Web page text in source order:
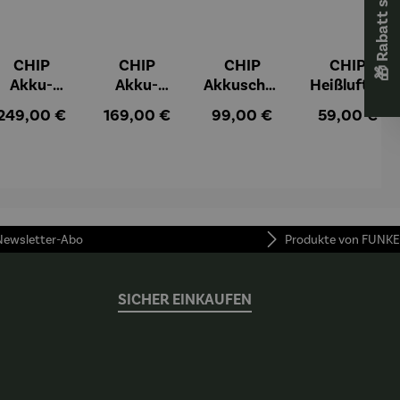
CHIP
Akku-
ger
Preis:
€
CHIP
Akku-
ger DS02
Regulärer Preis:
169,00 €
CHIP
Akkuschra
Regulärer Preis:
99,00 €
CHIP
Heißluftfri
Regulärer
59,00 €
Abo Produkte von FUNKE
SICHER EINKAUFEN